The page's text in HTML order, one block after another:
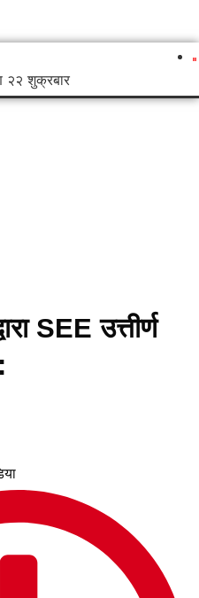
२२ शुक्रबार
SEE उत्तीर्ण